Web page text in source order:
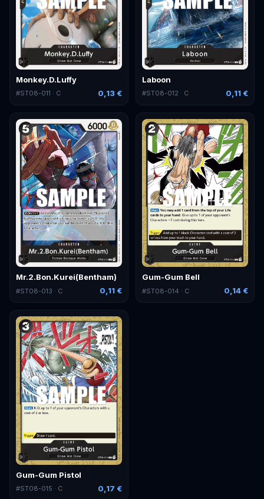
Monkey.D.Luffy
#ST08-011 · C 0,13 €
Laboon
#ST08-012 · C 0,11 €
Mr.2.Bon.Kurei(Bentham)
#ST08-013 · C 0,11 €
Gum-Gum Bell
#ST08-014 · C 0,14 €
Gum-Gum Pistol
#ST08-015 · C 0,17 €